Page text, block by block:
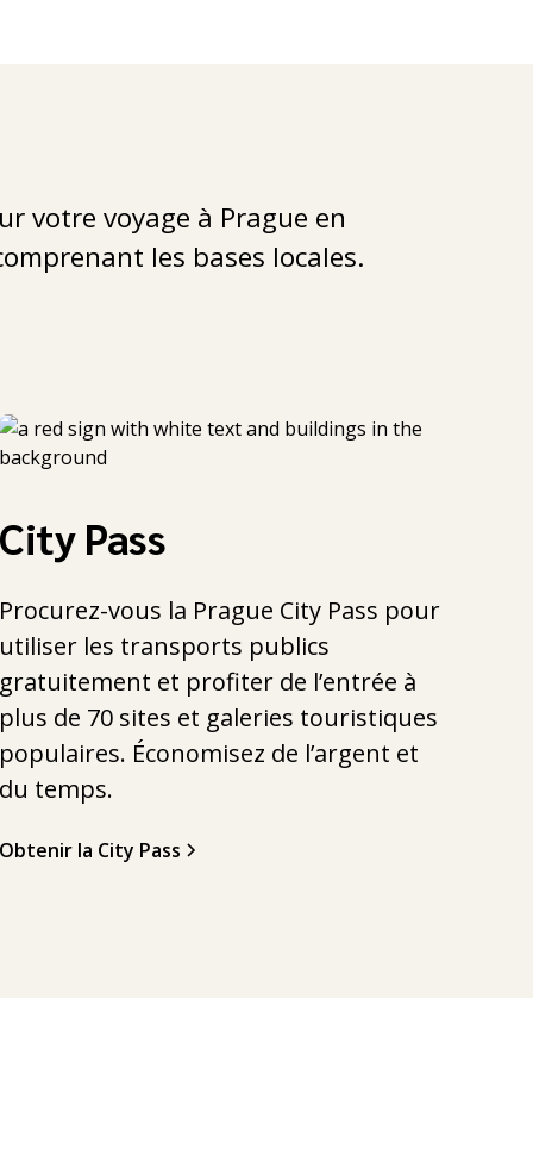
votre voyage à Prague en
les bases locales.
Pass
vous la Prague City Pass pour
les transports publics
et profiter de l’entrée à
de 70 sites et galeries touristiques
Économisez de l’argent et
temps.
la City Pass